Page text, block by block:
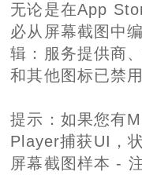
无论是在App
必从屏幕截图中
辑：服务提供商
和其他图标已禁用
提示：如果您有
Player捕获UI，
屏幕截图样本 -